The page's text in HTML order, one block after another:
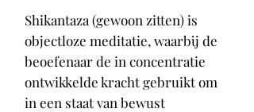
Shikantaza (gewoon zitten) is
objectloze meditatie, waarbij de
beoefenaar de in concentratie
ontwikkelde kracht gebruikt om
in een staat van bewust